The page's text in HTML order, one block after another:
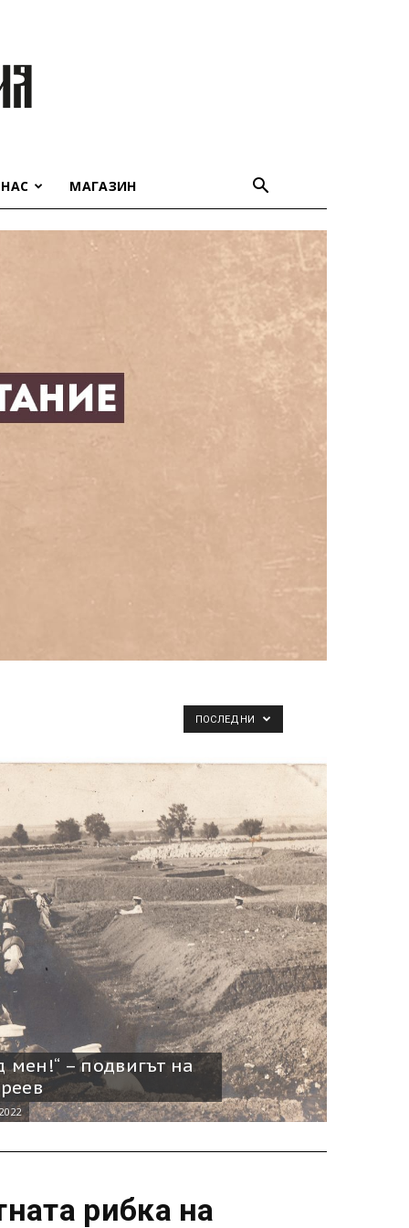
МАГАЗИН
ПОСЛЕДНИ
мен!“ – подвигът на
рибка на